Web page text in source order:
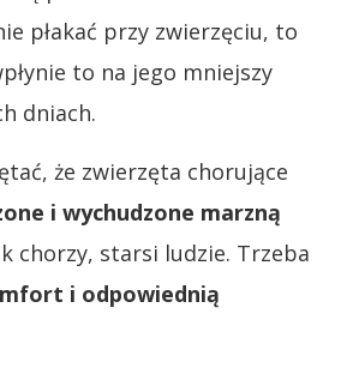
płakać przy zwierzęciu, to
to na jego mniejszy
dniach.
że zwierzęta chorujące
i wychudzone marzną
chorzy, starsi ludzie. Trzeba
i odpowiednią